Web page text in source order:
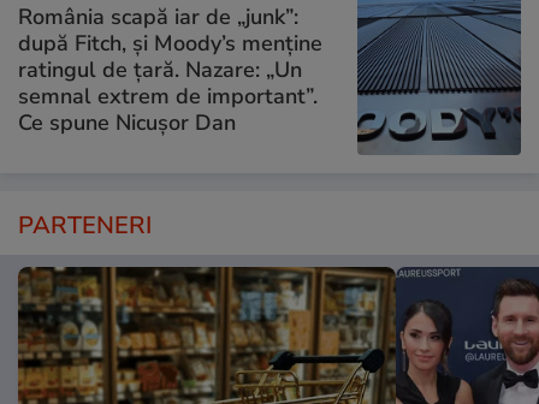
România scapă iar de „junk”:
după Fitch, și Moody’s menține
ratingul de țară. Nazare: „Un
semnal extrem de important”.
Ce spune Nicușor Dan
PARTENERI